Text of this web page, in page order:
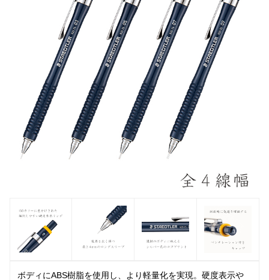
ボディにABS樹脂を使用し、より軽量化を実現。硬度表示や